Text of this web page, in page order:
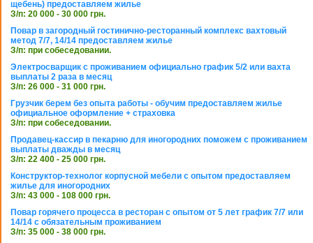
щебень) предоставляем жилье
З/п: 20 000 - 30 000 грн.
Повар в загородный гостинично-ресторанный комплекс вахтовый
метод 7/7, 14/14 предоставляем жилье
З/п: при собеседовании.
Электросварщик с проживанием официально график 5/2 или вахта
выплаты 2 раза в месяц
З/п: 26 000 - 31 000 грн.
Грузчик берем без опыта работы - обучим предоставляем жилье
официальное оформление + страховка
З/п: при собеседовании.
Продавец-кассир в пекарню для иногородних поможем с проживанием
выплаты дважды в месяц
З/п: 22 400 - 25 000 грн.
Конструктор-технолог корпусной мебели с опытом предоставляем
жилье для иногородних
З/п: 43 000 - 108 000 грн.
Повар горячего процесса в ресторан с опытом от 5 лет график 7/7 или
14/14 с обязательным проживанием
З/п: 35 000 - 38 000 грн.